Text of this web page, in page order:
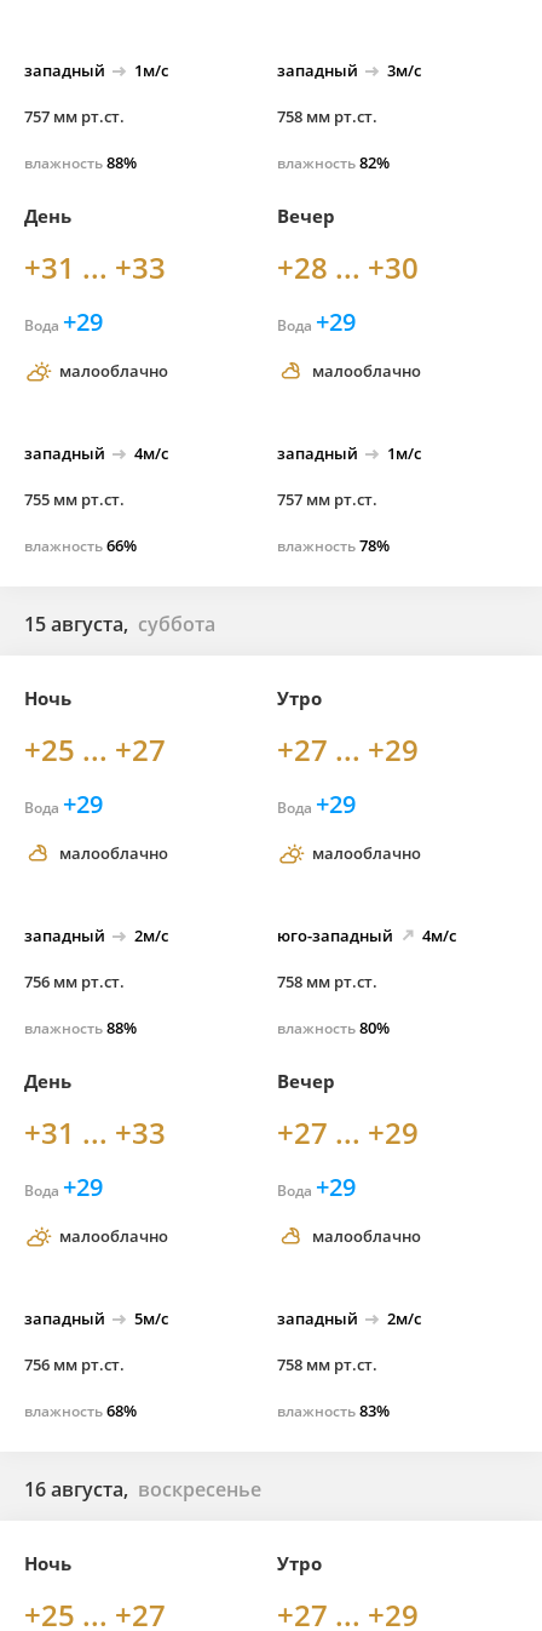
западный 1м/с
757 мм рт.ст.
влажность88%
западный 3м/с
758 мм рт.ст.
влажность82%
День
+31 ... +33
Вода +29
малооблачно
западный 4м/с
755 мм рт.ст.
влажность66%
Вечер
+28 ... +30
Вода +29
малооблачно
западный 1м/с
757 мм рт.ст.
влажность78%
15 августа, суббота
Ночь
+25 ... +27
Вода +29
малооблачно
западный 2м/с
756 мм рт.ст.
влажность88%
Утро
+27 ... +29
Вода +29
малооблачно
юго-западный 4м/с
758 мм рт.ст.
влажность80%
День
+31 ... +33
Вода +29
малооблачно
западный 5м/с
756 мм рт.ст.
влажность68%
Вечер
+27 ... +29
Вода +29
малооблачно
западный 2м/с
758 мм рт.ст.
влажность83%
16 августа, воскресенье
Ночь
+25 ... +27
Утро
+27 ... +29